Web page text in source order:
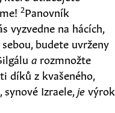
2Panovník
vyzvedne na hácích,
budete uvrženy
a rozmnožte
díků z kvašeného,
Izraele, jevýrok